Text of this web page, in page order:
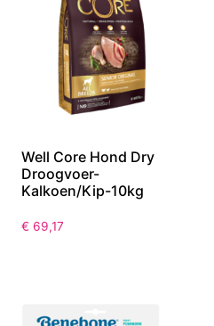
Well Core Hond Dry
Droogvoer-
Kalkoen/Kip-10kg
€ 69,17